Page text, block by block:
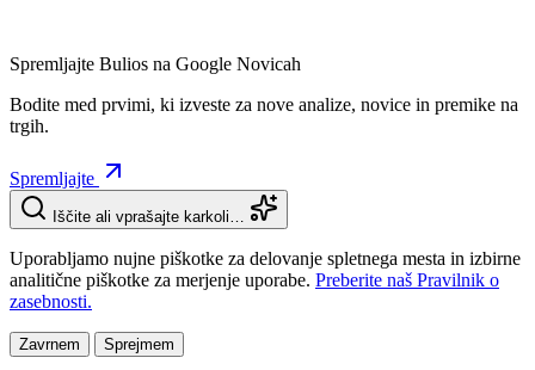
Spremljajte Bulios na Google Novicah
Bodite med prvimi, ki izveste za nove analize, novice in premike na
trgih.
Spremljajte
Iščite ali vprašajte karkoli…
Uporabljamo nujne piškotke za delovanje spletnega mesta in izbirne
analitične piškotke za merjenje uporabe. Preberite naš Pravilnik o
zasebnosti.
Zavrnem Sprejmem